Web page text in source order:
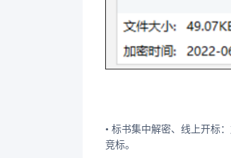
• 标书集中解密、线上开标
竞标。